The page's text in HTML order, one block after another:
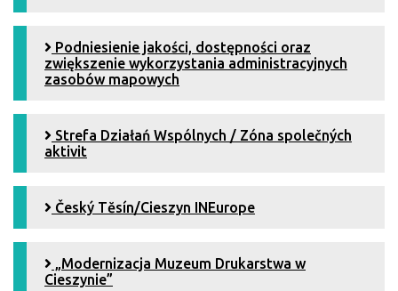
Podniesienie jakości, dostępności oraz
zwiększenie wykorzystania administracyjnych
zasobów mapowych
Strefa Działań Wspólnych / Zóna společných
aktivit
Český Tĕsín/Cieszyn INEurope
„Modernizacja Muzeum Drukarstwa w
Cieszynie”